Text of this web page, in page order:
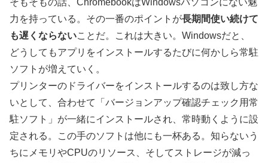
力を持っている。その一番のポイントが長期間使い続けて
も遅くならないことだ。これは大きい。Windowsだと、
どうしてもアプリをインストールするたびに何かしら常駐
ソフトが増えていく。
プリンターのドライバーをインストールするのは致し方な
いとして、合わせて「バージョンアップ確認チェック用常
駐ソフト」が一緒にインストールされ、常時動くように設
定される。この手のソフトは他にも一杯ある。知らないう
ちにメモリやCPUのリソース、そしてストレージが減っ